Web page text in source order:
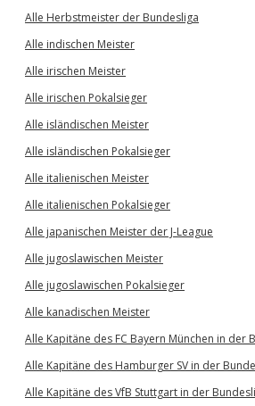
Alle Herbstmeister der Bundesliga
Alle indischen Meister
Alle irischen Meister
Alle irischen Pokalsieger
Alle isländischen Meister
Alle isländischen Pokalsieger
Alle italienischen Meister
Alle italienischen Pokalsieger
Alle japanischen Meister der J-League
Alle jugoslawischen Meister
Alle jugoslawischen Pokalsieger
Alle kanadischen Meister
Alle Kapitäne des FC Bayern München in der
Alle Kapitäne des Hamburger SV in der
Alle Kapitäne des VfB Stuttgart in der